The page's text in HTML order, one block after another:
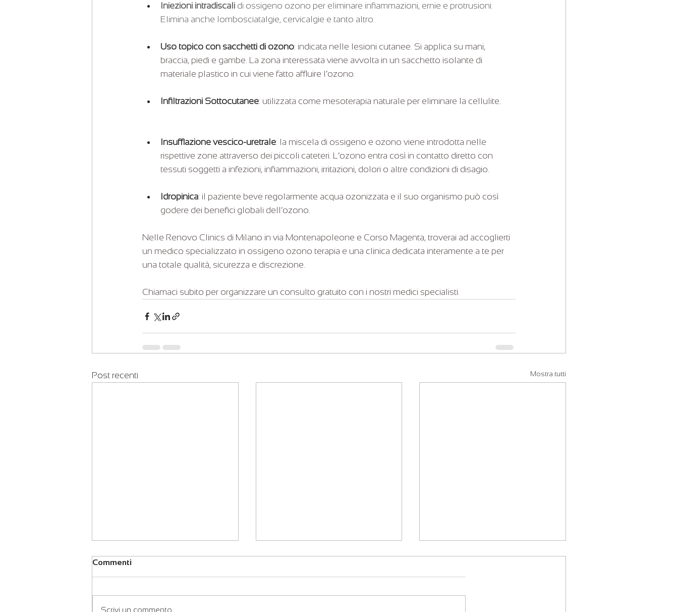
Iniezioni intradiscali di ossigeno ozono per eliminare infiammazioni, ernie e protrusioni.
Elimina anche lombosciatalgie, cervicalgie e tanto altro.
Uso topico con sacchetti di ozono: indicata nelle lesioni cutanee. Si applica su mani,
braccia, piedi e gambe. La zona interessata viene avvolta in un sacchetto isolante di
materiale plastico in cui viene fatto affluire l’ozono.
Infiltrazioni Sottocutanee: utilizzata come mesoterapia naturale per eliminare la cellulite.
Insufflazione vescico-uretrale: la miscela di ossigeno e ozono viene introdotta nelle
rispettive zone attraverso dei piccoli cateteri. L’ozono entra così in contatto diretto con
tessuti soggetti a infezioni, infiammazioni, irritazioni, dolori o altre condizioni di disagio.
Idropinica: il paziente beve regolarmente acqua ozonizzata e il suo organismo può così
godere dei benefici globali dell’ozono.
Nelle Renovo Clinics di Milano in via Montenapoleone e Corso Magenta, troverai ad accoglierti
un medico specializzato in ossigeno ozono terapia e una clinica dedicata interamente a te per
una totale qualità, sicurezza e discrezione.
Chiamaci subito per organizzare un consulto gratuito con i nostri medici specialisti.
Post recenti Mostra tutti
Commenti
Scrivi un commento...